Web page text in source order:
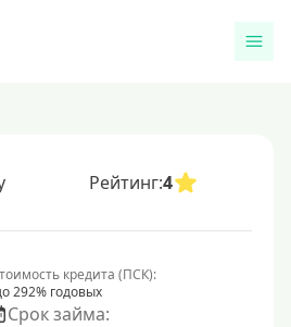
Рейтинг:4
кредита (ПСК):
292% годовых
Срок займа: